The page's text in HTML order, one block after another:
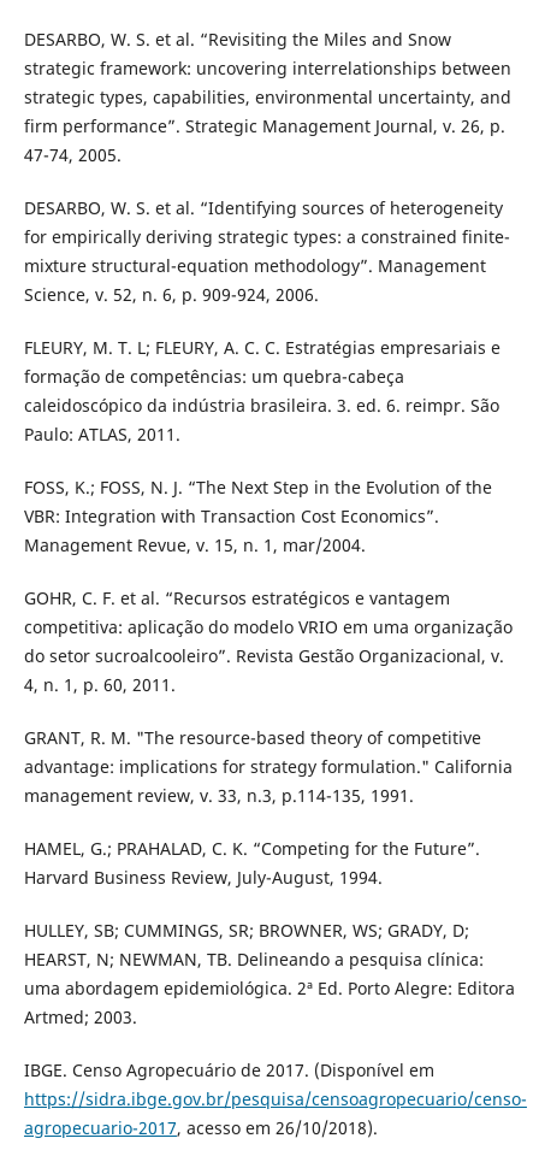
DESARBO, W. S. et al. “Revisiting the Miles and Snow
strategic framework: uncovering interrelationships between
strategic types, capabilities, environmental uncertainty, and
firm performance”. Strategic Management Journal, v. 26, p.
47-74, 2005.
DESARBO, W. S. et al. “Identifying sources of heterogeneity
for empirically deriving strategic types: a constrained finite-
mixture structural-equation methodology”. Management
Science, v. 52, n. 6, p. 909-924, 2006.
FLEURY, M. T. L; FLEURY, A. C. C. Estratégias empresariais e
formação de competências: um quebra-cabeça
caleidoscópico da indústria brasileira. 3. ed. 6. reimpr. São
Paulo: ATLAS, 2011.
FOSS, K.; FOSS, N. J. “The Next Step in the Evolution of the
VBR: Integration with Transaction Cost Economics”.
Management Revue, v. 15, n. 1, mar/2004.
GOHR, C. F. et al. “Recursos estratégicos e vantagem
competitiva: aplicação do modelo VRIO em uma organização
do setor sucroalcooleiro”. Revista Gestão Organizacional, v.
4, n. 1, p. 60, 2011.
GRANT, R. M. "The resource-based theory of competitive
advantage: implications for strategy formulation." California
management review, v. 33, n.3, p.114-135, 1991.
HAMEL, G.; PRAHALAD, C. K. “Competing for the Future”.
Harvard Business Review, July-August, 1994.
HULLEY, SB; CUMMINGS, SR; BROWNER, WS; GRADY, D;
HEARST, N; NEWMAN, TB. Delineando a pesquisa clínica:
uma abordagem epidemiológica. 2ª Ed. Porto Alegre: Editora
Artmed; 2003.
IBGE. Censo Agropecuário de 2017. (Disponível em
https://sidra.ibge.gov.br/pesquisa/censoagropecuario/censo-
agropecuario-2017, acesso em 26/10/2018).